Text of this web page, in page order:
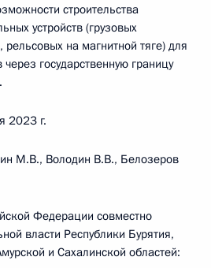
строительства
устройств (грузовых
на магнитной тяге) для
через государственную границу
2023 г.
М.В., Володин В.В., Белозеров
Федерации совместно
власти Республики Бурятия,
и Сахалинской областей: